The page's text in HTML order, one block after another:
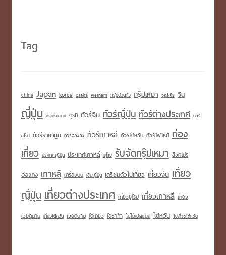
Tag
china Japan korea osaka vietnam กรุ๊ปส่วนตัว กรุ๊ปเหมา จอร์เจีย จีน
ญี่ปุ่น ตั๋วเครื่องบิน ตุรกี ทัวร์จีน ทัวร์ญี่ปุ่น ทัวร์ต่างประเทศ ทัวร์
ยุโรป ทัวร์ราคาถูก ทัวร์ฮ่องกง ทัวร์เกาหลี ทัวร์ไต้หวัน ทัวร์ไฟไหม้ ท่อง
เที่ยว ประเทศญี่ปุ่น ประเทศเกาหลี ยุโรป รับจัดกรุ๊ปเหมา สิงคโปร์
ฮ่องกง เกาหลี เครื่องบิน เงินญี่ปุ่น เตรียมตัวไปเที่ยว เที่ยวจีน เที่ยว
ญี่ปุ่นเที่ยวต่างประเทศ เที่ยวยุโรป เที่ยวเกาหลี เที่ยว
เวียดนาม เที่ยวไต้หวัน เวียดนาม โตเกียว โอซาก้า ใบไม้เปลี่ยนสี ไต้หวัน ไปเที่ยวไต้หวัน